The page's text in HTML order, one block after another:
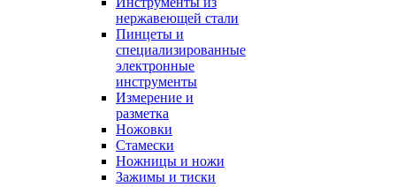
нержавеющей стали
Пинцеты и
специализированные
электронные
инструменты
Измерение и
разметка
Ножовки
Стамески
Ножницы и ножи
Зажимы и тиски